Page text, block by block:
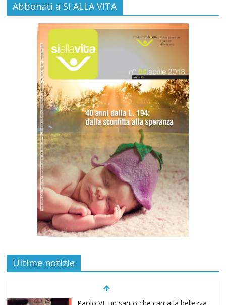
Abbonati a SI ALLA VITA
Ultime notizie